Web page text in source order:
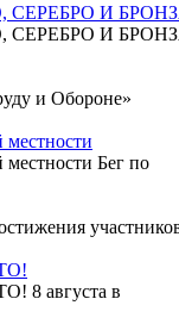
И
И
и Обороне»
Бег по
8 августа в